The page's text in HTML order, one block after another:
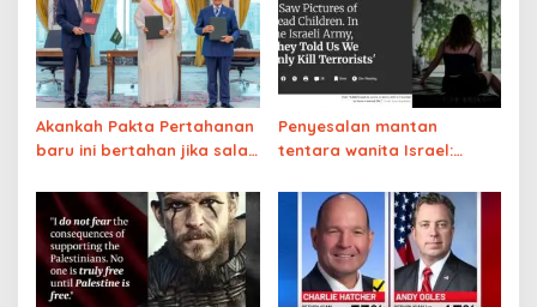
semudah Venezuela
Akankah Pakta Pertahanan
baru ini bertahan jika salah
diserang?
Penyesalan mantan
tentara wanita Israel:
anak-anak Gaza yang
tewas. Di militer, kami diberi
tahu bahwa kami hanya
membunuh teroris,
ternyata bohong’